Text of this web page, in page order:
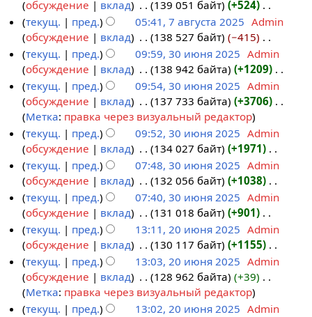
и
в
к
и
р
а
в
к
и
я
п
р
а
в
к
и
н
и
я
п
р
а
в
к
и
с
а
н
и
я
п
р
а
в
к
и
п
и
с
а
н
и
я
п
р
а
в
к
и
е
т
о
п
и
с
а
н
и
я
п
р
а
в
к
и
обсуждение
вклад 139 051 байт +524
Н
е
т
о
п
и
с
а
н
и
я
п
р
а
в
к
и
а
г
т
2
2
текущ. пред. 05:41, 7 августа 2025 Admin
обсуждение
вклад 138 527 байт −415
Н
е
т
о
п
и
с
а
н
и
я
п
р
а
в
к
и
0
н
2
2
текущ. пред. 09:59, 30 июня 2025 Admin
обсуждение
вклад 138 942 байта +1209
Н
е
т
о
п
и
с
а
н
и
я
п
р
а
в
к
текущ. пред. 09:54, 30 июня 2025 Admin
обсуждение
вклад 137 733 байта +3706
Н
е
т
о
п
и
с
а
н
и
я
п
р
Метка: правка через визуальный редактор
текущ.
пред. 09:52, 30 июня 2025 Admin
обсуждение
вклад 134 027 байт +1971
Н
е
т
о
п
и
с
а
н
и
текущ. пред. 07:48, 30 июня 2025 Admin
обсуждение
вклад 132 056 байт +1038
Н
е
т
о
п
и
с
а
текущ. пред. 07:40, 30 июня 2025 Admin
обсуждение
вклад 131 018 байт +901
Н
е
т
о
п
и
0
н
текущ. пред. 13:11, 20 июня 2025 Admin
обсуждение
вклад 130 117 байт +1155
Н
е
т
о
текущ. пред. 13:03, 20 июня 2025 Admin
обсуждение
вклад 128 962 байта +39
Н
е
Метка: правка через визуальный редактор
текущ.
пред. 13:02, 20 июня 2025 Admin